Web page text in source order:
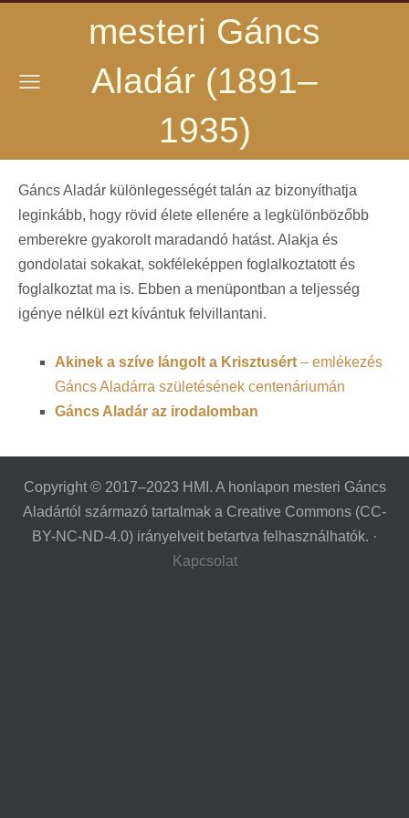
mesteri Gáncs
Aladár (1891–
1935)
Gáncs Aladár különlegességét talán az bizonyíthatja
leginkább, hogy rövid élete ellenére a legkülönbözőbb
emberekre gyakorolt maradandó hatást. Alakja és
gondolatai sokakat, sokféleképpen foglalkoztatott és
foglalkoztat ma is. Ebben a menüpontban a teljesség
igénye nélkül ezt kívántuk felvillantani.
Akinek a szíve lángolt a Krisztusért – emlékezés
Gáncs Aladárra születésének centenáriumán
Gáncs Aladár az irodalomban
Copyright © 2017–2023 HMI. A honlapon mesteri Gáncs
Aladártól származó tartalmak a Creative Commons (CC-
BY-NC-ND-4.0) irányelveit betartva felhasználhatók. ·
Kapcsolat